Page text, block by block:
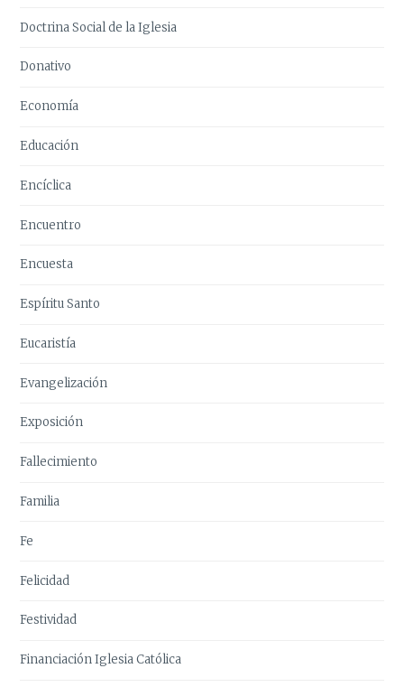
Doctrina Social de la Iglesia
Donativo
Economía
Educación
Encíclica
Encuentro
Encuesta
Espíritu Santo
Eucaristía
Evangelización
Exposición
Fallecimiento
Familia
Fe
Felicidad
Festividad
Financiación Iglesia Católica